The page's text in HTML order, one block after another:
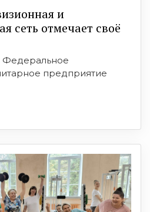
и
сеть отмечает своё
Федеральное
предприятие